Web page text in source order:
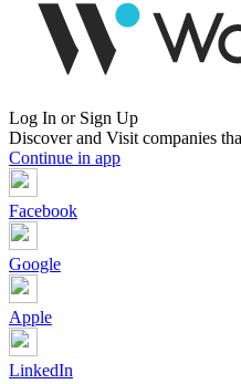
Log In or Sign Up
Discover and Visit companies
Continue in app
Facebook
Google
Apple
LinkedIn